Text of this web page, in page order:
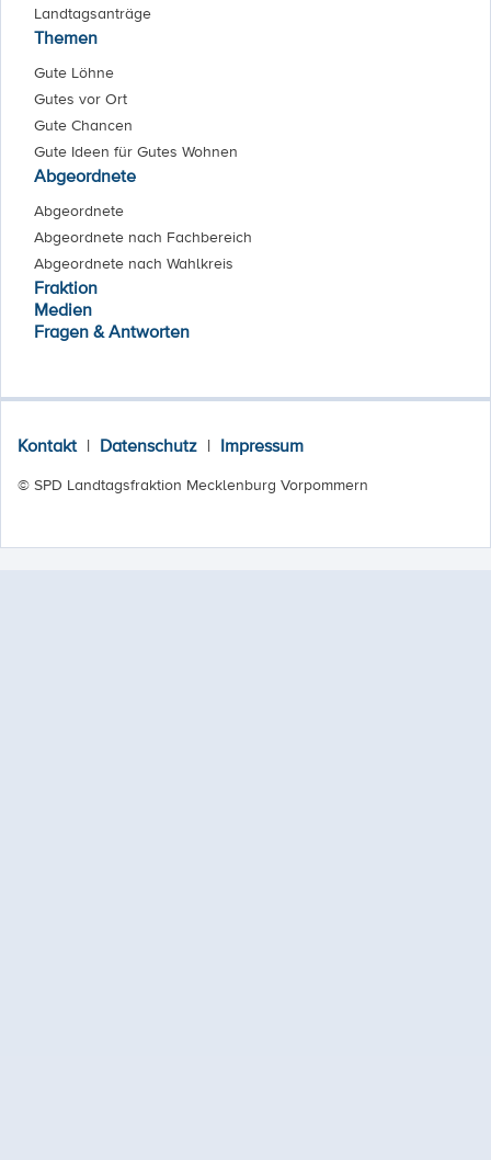
Landtagsanträge
Themen
Gute Löhne
Gutes vor Ort
Gute Chancen
Gute Ideen für Gutes Wohnen
Abgeordnete
Abgeordnete
Abgeordnete nach Fachbereich
Abgeordnete nach Wahlkreis
Fraktion
Medien
Fragen & Antworten
Kontakt | Datenschutz | Impressum
© SPD Landtagsfraktion Mecklenburg Vorpommern